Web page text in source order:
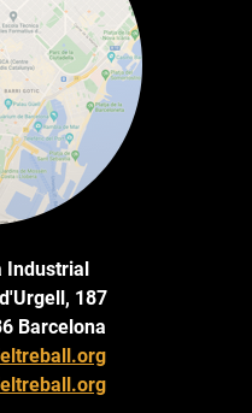
Industrial
187
Barcelona